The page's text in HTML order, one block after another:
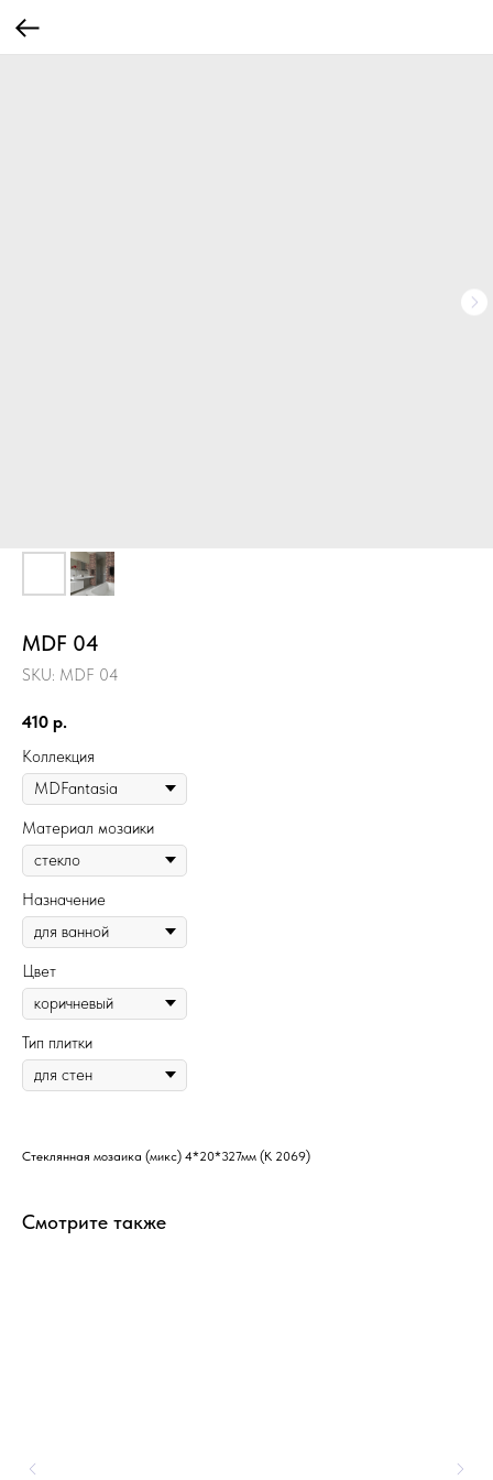
MDF 04
SKU: MDF 04
410 р.
Коллекция
Материал мозаики
Назначение
Цвет
Тип плитки
Стеклянная мозаика (микс) 4*20*327мм (K 2069)
Смотрите также